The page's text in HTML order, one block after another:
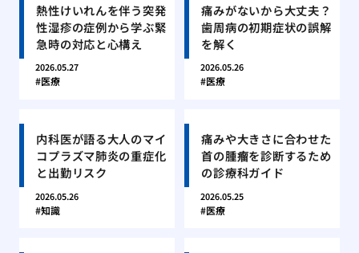
熱性けいれんを伴う突発
性湿疹の症例から学ぶ緊
急時の対応と心構え
2026.05.27
医療
痛みがないから大丈夫？
歯周病の初期症状の誤解
を解く
2026.05.26
医療
内科医が語る大人のマイ
コプラズマ肺炎の重症化
と出勤リスク
2026.05.26
知識
痛みや大きさに合わせた
首の腫瘤を診断するため
の診療科ガイド
2026.05.25
医療